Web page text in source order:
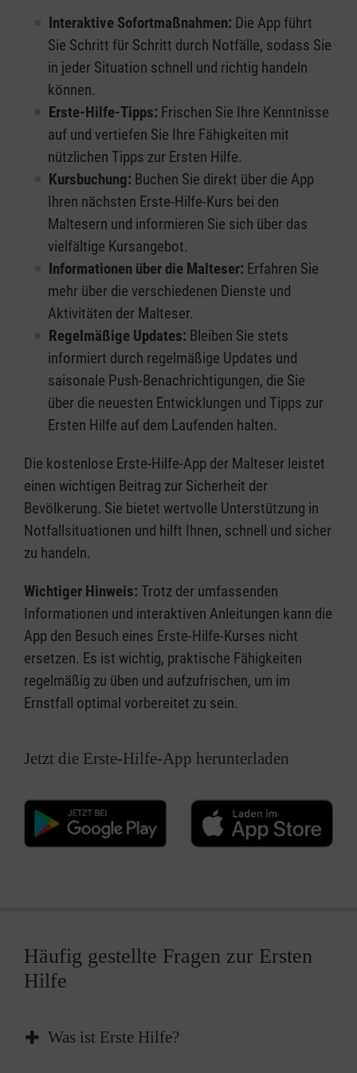
Interaktive Sofortmaßnahmen: Die App führt
Sie Schritt für Schritt durch Notfälle, sodass Sie
in jeder Situation schnell und richtig handeln
können.
Erste-Hilfe-Tipps: Frischen Sie Ihre Kenntnisse
auf und vertiefen Sie Ihre Fähigkeiten mit
nützlichen Tipps zur Ersten Hilfe.
Kursbuchung: Buchen Sie direkt über die App
Ihren nächsten Erste-Hilfe-Kurs bei den
Maltesern und informieren Sie sich über das
vielfältige Kursangebot.
Informationen über die Malteser: Erfahren Sie
mehr über die verschiedenen Dienste und
Aktivitäten der Malteser.
Regelmäßige Updates: Bleiben Sie stets
informiert durch regelmäßige Updates und
saisonale Push-Benachrichtigungen, die Sie
über die neuesten Entwicklungen und Tipps zur
Ersten Hilfe auf dem Laufenden halten.
Die kostenlose Erste-Hilfe-App der Malteser leistet
einen wichtigen Beitrag zur Sicherheit der
Bevölkerung. Sie bietet wertvolle Unterstützung in
Notfallsituationen und hilft Ihnen, schnell und sicher
zu handeln.
Wichtiger Hinweis: Trotz der umfassenden
Informationen und interaktiven Anleitungen kann die
App den Besuch eines Erste-Hilfe-Kurses nicht
ersetzen. Es ist wichtig, praktische Fähigkeiten
regelmäßig zu üben und aufzufrischen, um im
Ernstfall optimal vorbereitet zu sein.
Jetzt die Erste-Hilfe-App herunterladen
Häufig gestellte Fragen zur Ersten
Hilfe
Was ist Erste Hilfe?